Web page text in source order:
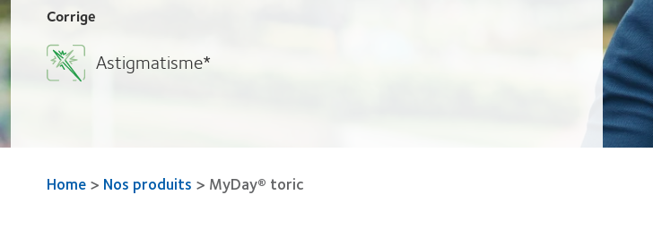
Corrige
Astigmatisme*
Home> Nos produits > MyDay® toric